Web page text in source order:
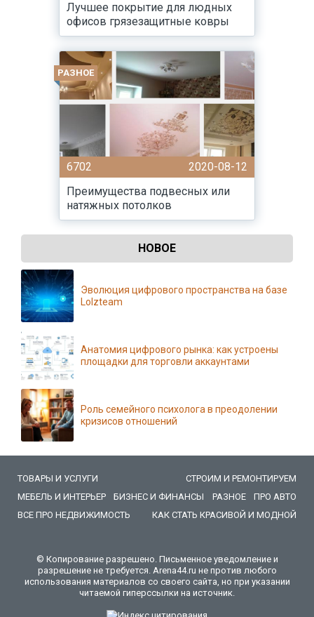
Лучшее покрытие для людных
офисов грязезащитные ковры
РАЗНОЕ
6702
2020-08-12
Преимущества подвесных или
натяжных потолков
НОВОЕ
Эволюция цифрового пространства на базе
Lolzteam
Анатомия цифрового рынка: как устроены
площадки для торговли аккаунтами
Роль семейного психолога в преодолении
кризисов отношений
ТОВАРЫ И УСЛУГИ
СТРОИМ И РЕМОНТИРУЕМ
МЕБЕЛЬ И ИНТЕРЬЕР
БИЗНЕС И ФИНАНСЫ РАЗНОЕ
ПРО АВТО
ВСЕ ПРО НЕДВИЖИМОСТЬ
КАК СТАТЬ КРАСИВОЙ И МОДНОЙ
© Копирование разрешено. Письменное уведомление и
разрешение не требуется. Arena44.ru не против любого
использования материалов со своего сайта, но при указании
читаемой гиперссылки на источник.